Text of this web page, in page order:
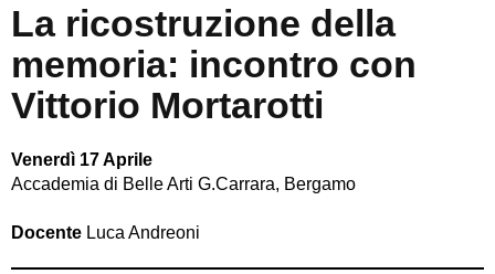
La ricostruzione della
memoria: incontro con
Vittorio Mortarotti
Venerdì 17 Aprile
Accademia di Belle Arti G.Carrara, Bergamo
Docente Luca Andreoni